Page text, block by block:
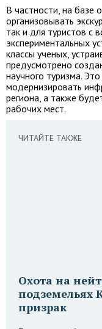
В частности, на базе
организовывать
так и для туристов с
экспериментальных
классы ученых,
предусмотрено
научного туризма.
модернизировать
региона, а также
рабочих мест.
ЧИТАЙТЕ ТАКЖЕ
Охота на
подземельях
призрак